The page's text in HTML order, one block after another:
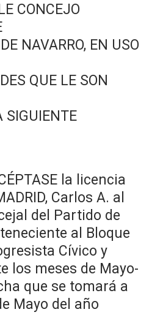
CONCEJO
NAVARRO, EN USO
QUE LE SON
SIGUIENTE
la licencia
Carlos A. al
del Partido de
al Bloque
Cívico y
los meses de Mayo-
que se tomará a
Mayo del año